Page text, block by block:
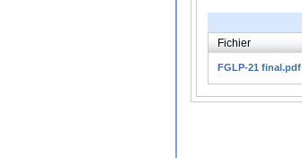
Fichier
FGLP-21 final.pdf